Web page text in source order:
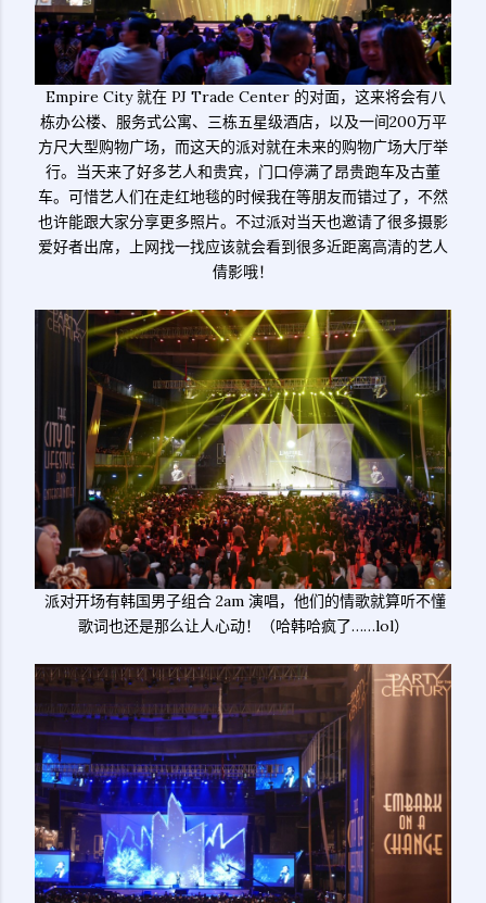
Empire City 就在 PJ Trade Center 的对面，这来将会有八
栋办公楼、服务式公寓、三栋五星级酒店，以及一间200万平
方尺大型购物广场，而这天的派对就在未来的购物广场大厅举
行。当天来了好多艺人和贵宾，门口停满了昂贵跑车及古董
车。可惜艺人们在走红地毯的时候我在等朋友而错过了，不然
也许能跟大家分享更多照片。不过派对当天也邀请了很多摄影
爱好者出席，上网找一找应该就会看到很多近距离高清的艺人
倩影哦！
派对开场有韩国男子组合 2am 演唱，他们的情歌就算听不懂
歌词也还是那么让人心动！（哈韩哈疯了……lol）